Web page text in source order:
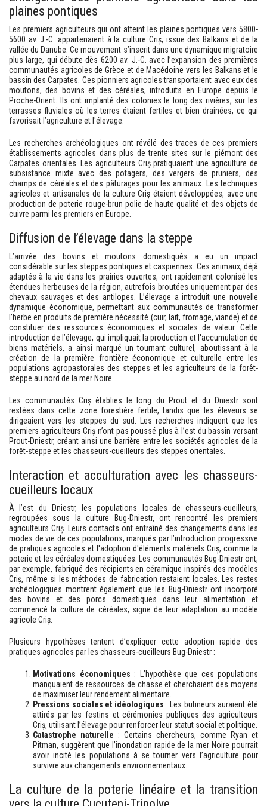
plaines pontiques
Les premiers agriculteurs qui ont atteint les plaines pontiques vers 5800-
5600 av. J.-C. appartenaient à la culture Criș, issue des Balkans et de la
vallée du Danube. Ce mouvement s’inscrit dans une dynamique migratoire
plus large, qui débute dès 6200 av. J.-C. avec l’expansion des premières
communautés agricoles de Grèce et de Macédoine vers les Balkans et le
bassin des Carpates. Ces pionniers agricoles transportaient avec eux des
moutons, des bovins et des céréales, introduits en Europe depuis le
Proche-Orient. Ils ont implanté des colonies le long des rivières, sur les
terrasses fluviales où les terres étaient fertiles et bien drainées, ce qui
favorisait l’agriculture et l'élevage.
Les recherches archéologiques ont révélé des traces de ces premiers
établissements agricoles dans plus de trente sites sur le piémont des
Carpates orientales. Les agriculteurs Criș pratiquaient une agriculture de
subsistance mixte avec des potagers, des vergers de pruniers, des
champs de céréales et des pâturages pour les animaux. Les techniques
agricoles et artisanales de la culture Criș étaient développées, avec une
production de poterie rouge-brun polie de haute qualité et des objets de
cuivre parmi les premiers en Europe.
Diffusion de l’élevage dans la steppe
L’arrivée des bovins et moutons domestiqués a eu un impact
considérable sur les steppes pontiques et caspiennes. Ces animaux, déjà
adaptés à la vie dans les prairies ouvertes, ont rapidement colonisé les
étendues herbeuses de la région, autrefois broutées uniquement par des
chevaux sauvages et des antilopes. L’élevage a introduit une nouvelle
dynamique économique, permettant aux communautés de transformer
l’herbe en produits de première nécessité (cuir, lait, fromage, viande) et de
constituer des ressources économiques et sociales de valeur. Cette
introduction de l’élevage, qui impliquait la production et l'accumulation de
biens matériels, a ainsi marqué un tournant culturel, aboutissant à la
création de la première frontière économique et culturelle entre les
populations agropastorales des steppes et les agriculteurs de la forêt-
steppe au nord de la mer Noire.
Les communautés Criș établies le long du Prout et du Dniestr sont
restées dans cette zone forestière fertile, tandis que les éleveurs se
dirigeaient vers les steppes du sud. Les recherches indiquent que les
premiers agriculteurs Criș n’ont pas poussé plus à l’est du bassin versant
Prout-Dniestr, créant ainsi une barrière entre les sociétés agricoles de la
forêt-steppe et les chasseurs-cueilleurs des steppes orientales.
Interaction et acculturation avec les chasseurs-
cueilleurs locaux
À l’est du Dniestr, les populations locales de chasseurs-cueilleurs,
regroupées sous la culture Bug-Dniestr, ont rencontré les premiers
agriculteurs Criș. Leurs contacts ont entraîné des changements dans les
modes de vie de ces populations, marqués par l’introduction progressive
de pratiques agricoles et l'adoption d'éléments matériels Criș, comme la
poterie et les céréales domestiquées. Les communautés Bug-Dniestr ont,
par exemple, fabriqué des récipients en céramique inspirés des modèles
Criș, même si les méthodes de fabrication restaient locales. Les restes
archéologiques montrent également que les Bug-Dniestr ont incorporé
des bovins et des porcs domestiques dans leur alimentation et
commencé la culture de céréales, signe de leur adaptation au modèle
agricole Criș.
Plusieurs hypothèses tentent d’expliquer cette adoption rapide des
pratiques agricoles par les chasseurs-cueilleurs Bug-Dniestr :
Motivations économiques : L’hypothèse que ces populations
manquaient de ressources de chasse et cherchaient des moyens
de maximiser leur rendement alimentaire.
Pressions sociales et idéologiques : Les butineurs auraient été
attirés par les festins et cérémonies publiques des agriculteurs
Criș, utilisant l’élevage pour renforcer leur statut social et politique.
Catastrophe naturelle : Certains chercheurs, comme Ryan et
Pitman, suggèrent que l’inondation rapide de la mer Noire pourrait
avoir incité les populations à se tourner vers l’agriculture pour
survivre aux changements environnementaux.
La culture de la poterie linéaire et la transition